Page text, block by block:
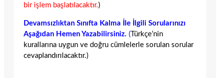
bir işlem başlatılacaktır.)
Devamsızlıktan Sınıfta Kalma İle İlgili Sorularınızı
Aşağıdan Hemen Yazabilirsiniz. ( Türkçe’nin
kurallarına uygun ve doğru cümlelerle sorulan sorular
cevaplandırılacaktır.)